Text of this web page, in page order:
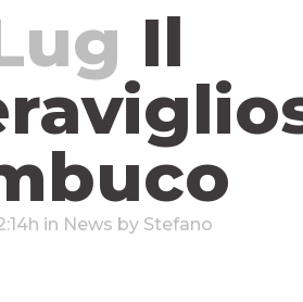
Il
in News by Stefano